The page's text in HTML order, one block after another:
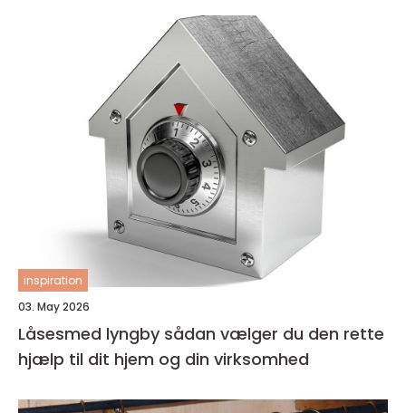
inspiration
03. May 2026
Låsesmed lyngby sådan vælger du den rette
hjælp til dit hjem og din virksomhed